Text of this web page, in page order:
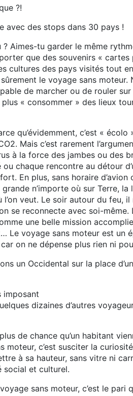
?!
avec des stops dans 30 pays !
Aimes-tu garder le même
que des souvenirs «
cultures des pays visités tout
le voyage sans
de marcher ou de rouler
« consommer » des lieux
qu’évidemment, c’est «
Mais c’est rarement
à la force des jambes ou des
chaque rencontre au détour
En plus, sans horaire
grande n’importe où sur Terre,
veut. Le soir autour du feu,
se reconnecte avec soi-
une belle mission
Le voyage sans moteur est un
on ne dépense plus rien ni
un Occidental sur la place
imposant
dizaines d’autres
de chance qu’un habitant
c’est susciter la
à sa hauteur, sans vitre ni
social et culturel.
sans moteur, c’est le pari